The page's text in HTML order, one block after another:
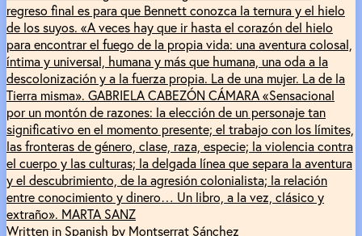
regreso final es para que Bennett conozca la ternura y el hielo
de los suyos. «A veces hay que ir hasta el corazón del hielo
para encontrar el fuego de la propia vida: una aventura colosal,
íntima y universal, humana y más que humana, una oda a la
descolonización y a la fuerza propia. La de una mujer. La de la
Tierra misma». GABRIELA CABEZÓN CÁMARA «Sensacional
por un montón de razones: la elección de un personaje tan
significativo en el momento presente; el trabajo con los límites,
las fronteras de género, clase, raza, especie; la violencia contra
el cuerpo y las culturas; la delgada línea que separa la aventura
y el descubrimiento, de la agresión colonialista; la relación
entre conocimiento y dinero… Un libro, a la vez, clásico y
extraño». MARTA SANZ
Written in Spanish by Montserrat Sánchez